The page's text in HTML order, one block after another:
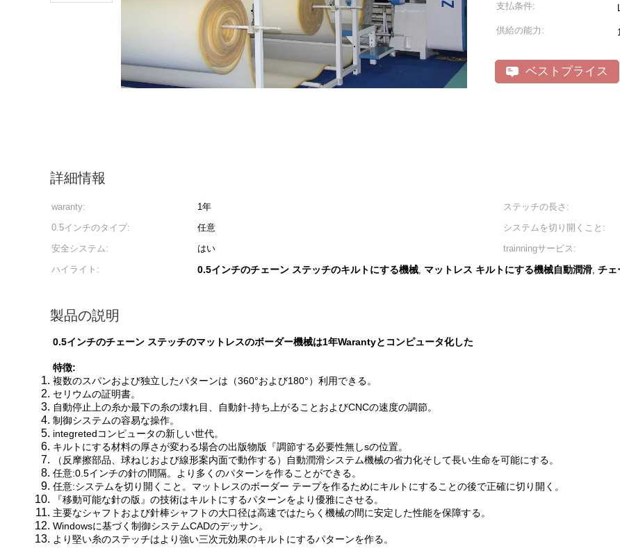
支払条件:
供給の能力:
ベストプライス
詳細情報
waranty: 1年 ステッチの長さ:
0.5インチのタイプ:
任意 システムを切り開くこと:
安全システム:
はい trainningサービス:
ハイライト:
0.5インチのチェーン ステッチのキルトにする機械, マットレス キルトにする機械自動潤滑, チェ
製品の説明
0.5インチのチェーン ステッチのマットレスのボーダー機械は1年Warantyとコンピュータ化した
特徴:
複数のスパンおよび独立したパターンは（360°および180°）利用できる。
セリウムの証明書。
自動停止上の糸か最下の糸の壊れ目、自動針-持ち上がることおよびCNCの速度の調節。
制御システムの容易な操作。
integretedコンピュータの新しい世代。
キルトにする材料の厚さが変わる場合の出版物版『調節する必要性無しsの位置。
（反摩擦部品、球ねじおよび線形案内面で動作する）自動潤滑システム機械の省力化そして長い生命を可能にする。
任意:0.5インチの針の間隔。より多くのパターンを作ることができる。
任意:システムを切り開くこと。マットレスのボーダー テープを作るためにキルトにすることの後で正確に切り開く。
『移動可能な針の版』の技術はキルトにするパターンをより優雅にさせる。
主要なシャフトおよび針棒シャフトの大口径は高速ではたらく機械の間に安定した性能を保障する。
Windowsに基づく制御システムCADのデッサン。
より堅い糸のステッチはより強い三次元効果のキルトにするパターンを作る。